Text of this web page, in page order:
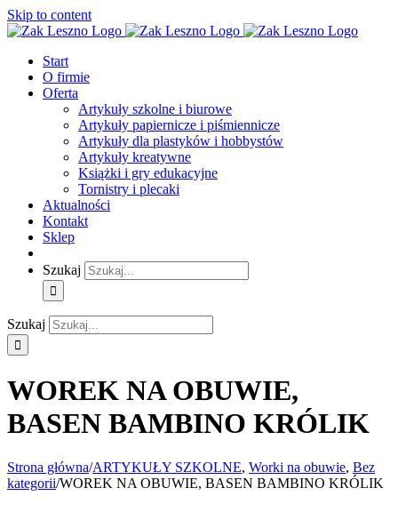
Skip to content
Start
O firmie
Oferta
Artykuły szkolne i biurowe
Artykuły papiernicze i piśmiennicze
Artykuły dla plastyków i hobbystów
Artykuły kreatywne
Książki i gry edukacyjne
Tornistry i plecaki
Aktualności
Kontakt
Sklep
Szukaj
Szukaj
WOREK NA OBUWIE,
BASEN BAMBINO KRÓLIK
Strona główna/ARTYKUŁY SZKOLNE, Worki na obuwie, Bez
kategorii/WOREK NA OBUWIE, BASEN BAMBINO KRÓLIK